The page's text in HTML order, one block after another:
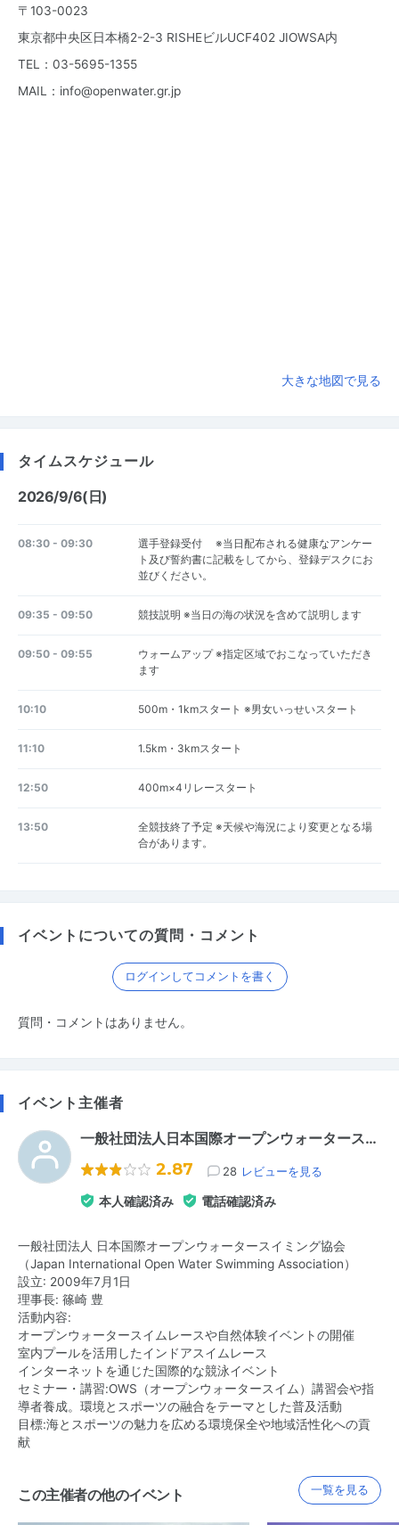
〒103-0023
東京都中央区日本橋2-2-3 RISHEビルUCF402 JIOWSA内
TEL：03-5695-1355
MAIL： info@openwater.gr.jp
大きな地図で見る
タイムスケジュール
2026/9/6(日)
08:30 - 09:30
選手登録受付 ※当日配布される健康なアンケー
ト及び誓約書に記載をしてから、登録デスクにお
並びください。
09:35 - 09:50 競技説明 ※当日の海の状況を含めて説明します
09:50 - 09:55
ウォームアップ ※指定区域でおこなっていただき
ます
10:10 500m・1kmスタート ※男女いっせいスタート
11:10 1.5km・3kmスタート
12:50 400m×4リレースタート
13:50
全競技終了予定 ※天候や海況により変更となる場
合があります。
イベントについての質問・コメント
ログインしてコメントを書く
質問・コメントはありません。
イベント主催者
一般社団法人日本国際オープンウォータース…
2.87 28 レビューを見る
本人確認済み 電話確認済み
一般社団法人 日本国際オープンウォータースイミング協会
（Japan International Open Water Swimming Association）
設立: 2009年7月1日
理事長: 篠崎 豊
活動内容:
オープンウォータースイムレースや自然体験イベントの開催
室内プールを活用したインドアスイムレース
インターネットを通じた国際的な競泳イベント
セミナー・講習:OWS（オープンウォータースイム）講習会や指
導者養成。環境とスポーツの融合をテーマとした普及活動
目標:海とスポーツの魅力を広める環境保全や地域活性化への貢
献
この主催者の他のイベント 一覧を見る